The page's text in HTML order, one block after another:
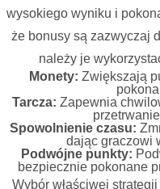
wysokiego wyniku i
że bonusy są zazwyczaj
należy je
Monety: Zwiększają
Tarcza: Zapewnia
Spowolnienie czasu:
dając graczowi
Podwójne punkty:
bezpiecznie pokonane
Wybór właściwej